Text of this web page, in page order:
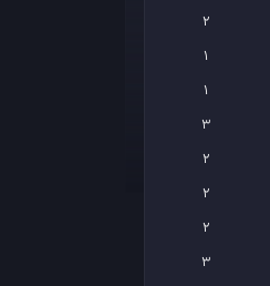
2
1
1
3
2
2
2
3